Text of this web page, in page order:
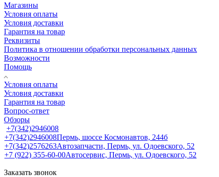
Магазины
Условия оплаты
Условия доставки
Гарантия на товар
Реквизиты
Политика в отношении обработки персональных данных
Возможности
Помощь
Условия оплаты
Условия доставки
Гарантия на товар
Вопрос-ответ
Обзоры
+7(342)2946008
+7(342)2946008Пермь, шоссе Космонавтов, 244б
+7(342)2576263Автозапчасти, Пермь, ул. Одоевского, 52
+7 (922) 355-60-00Автосервис, Пермь, ул. Одоевского, 52
Заказать звонок